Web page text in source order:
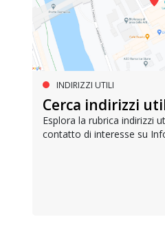
INDIRIZZI UTILI
Cerca indirizzi
Esplora la rubrica indirizzi
contatto di interesse su